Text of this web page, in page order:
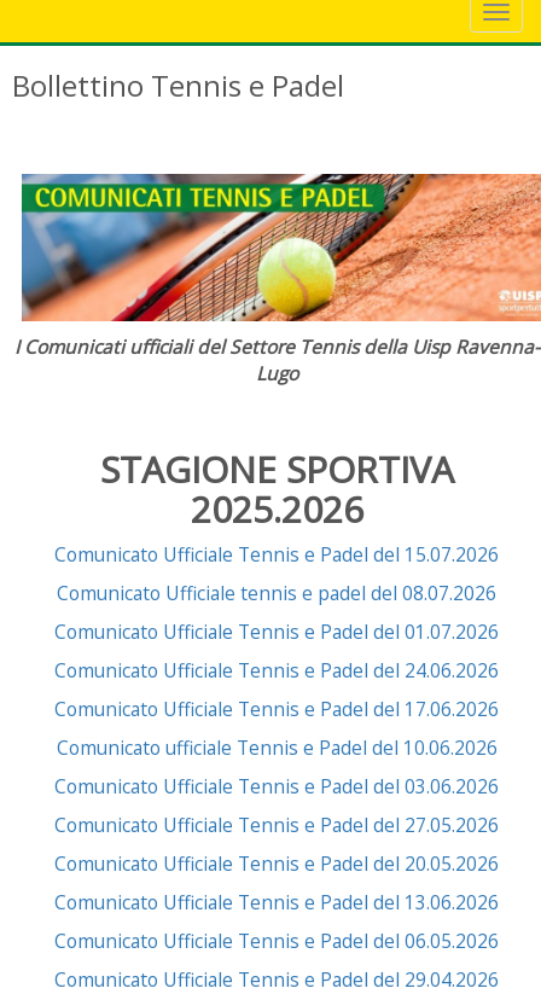
Bollettino Tennis e Padel
I Comunicati ufficiali del Settore Tennis della Uisp Ravenna-
Lugo
STAGIONE SPORTIVA
2025.2026
Comunicato Ufficiale Tennis e Padel del 15.07.2026
Comunicato Ufficiale tennis e padel del 08.07.2026
Comunicato Ufficiale Tennis e Padel del 01.07.2026
Comunicato Ufficiale Tennis e Padel del 24.06.2026
Comunicato Ufficiale Tennis e Padel del 17.06.2026
Comunicato ufficiale Tennis e Padel del 10.06.2026
Comunicato Ufficiale Tennis e Padel del 03.06.2026
Comunicato Ufficiale Tennis e Padel del 27.05.2026
Comunicato Ufficiale Tennis e Padel del 20.05.2026
Comunicato Ufficiale Tennis e Padel del 13.06.2026
Comunicato Ufficiale Tennis e Padel del 06.05.2026
Comunicato Ufficiale Tennis e Padel del 29.04.2026